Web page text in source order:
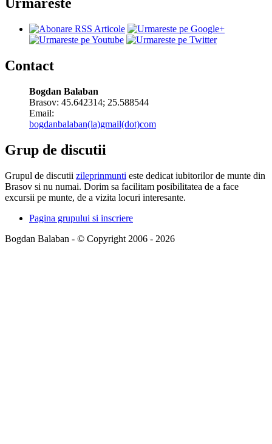
Urmareste
Contact
Bogdan Balaban
Brasov: 45.642314; 25.588544
Email:
bogdanbalaban(la)gmail(dot)com
Grup de discutii
Grupul de discutii zileprinmunti este dedicat iubitorilor de munte din
Brasov si nu numai. Dorim sa facilitam posibilitatea de a face
excursii pe munte, de a vizita locuri interesante.
Pagina grupului si inscriere
Bogdan Balaban - © Copyright 2006 - 2026